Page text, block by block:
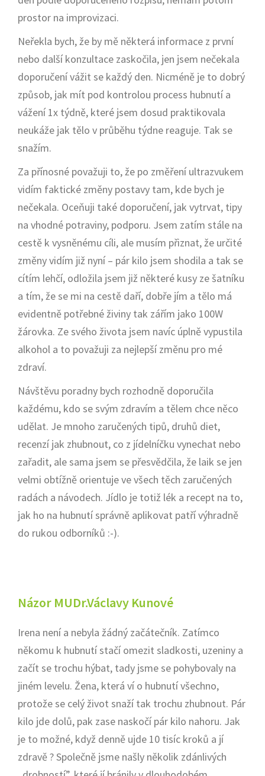
prostor na improvizaci.
Neřekla bych, že by mě některá informace z první
nebo další konzultace zaskočila, jen jsem nečekala
doporučení vážit se každý den. Nicméně je to dobrý
způsob, jak mít pod kontrolou process hubnutí a
vážení 1x týdně, které jsem dosud praktikovala
neukáže jak tělo v průběhu týdne reaguje. Tak se
snažím.
Za přínosné považuji to, že po změření ultrazvukem
vidím faktické změny postavy tam, kde bych je
nečekala. Oceňuji také doporučení, jak vytrvat, tipy
na vhodné potraviny, podporu. Jsem zatím stále na
cestě k vysněnému cíli, ale musím přiznat, že určité
změny vidím již nyní – pár kilo jsem shodila a tak se
cítím lehčí, odložila jsem již některé kusy ze šatníku
a tím, že se mi na cestě daří, dobře jím a tělo má
evidentně potřebné živiny tak zářím jako 100W
žárovka. Ze svého života jsem navíc úplně vypustila
alkohol a to považuji za nejlepší změnu pro mé
zdraví.
Návštěvu poradny bych rozhodně doporučila
každému, kdo se svým zdravím a tělem chce něco
udělat. Je mnoho zaručených tipů, druhů diet,
recenzí jak zhubnout, co z jídelníčku vynechat nebo
zařadit, ale sama jsem se přesvědčila, že laik se jen
velmi obtížně orientuje ve všech těch zaručených
radách a návodech. Jídlo je totiž lék a recept na to,
jak ho na hubnutí správně aplikovat patří výhradně
do rukou odborníků :-).
Názor MUDr.Václavy Kunové
Irena není a nebyla žádný začátečník. Zatímco
někomu k hubnutí stačí omezit sladkosti, uzeniny a
začít se trochu hýbat, tady jsme se pohybovaly na
jiném levelu. Žena, která ví o hubnutí všechno,
protože se celý život snaží tak trochu zhubnout. Pár
kilo jde dolů, pak zase naskočí pár kilo nahoru. Jak
je to možné, když denně ujde 10 tisíc kroků a jí
zdravě ? Společně jsme našly několik zdánlivých